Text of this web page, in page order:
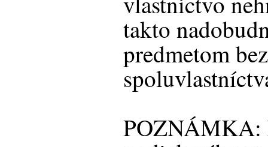
takto
predmetom
POZNÁMKA: